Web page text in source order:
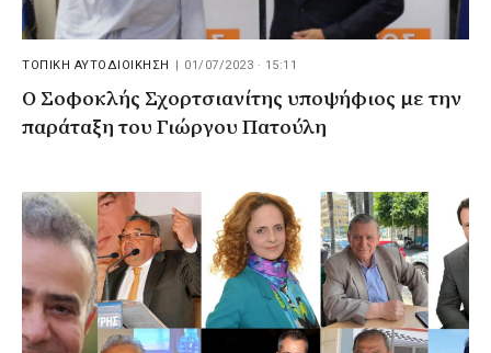
ΤΟΠΙΚΗ ΑΥΤΟΔΙΟΙΚΗΣΗ 01/07/2023 · 15:11
Ο Σοφοκλής Σχορτσιανίτης υποψήφιος με την
παράταξη του Γιώργου Πατούλη